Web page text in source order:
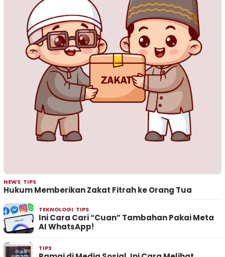
NEWS, TIPS
Hukum Memberikan Zakat Fitrah ke Orang Tua
TEKNOLOGI, TIPS
Ini Cara Cari “Cuan” Tambahan Pakai Meta
AI WhatsApp!
TIPS